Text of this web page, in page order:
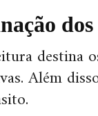
destina
Além